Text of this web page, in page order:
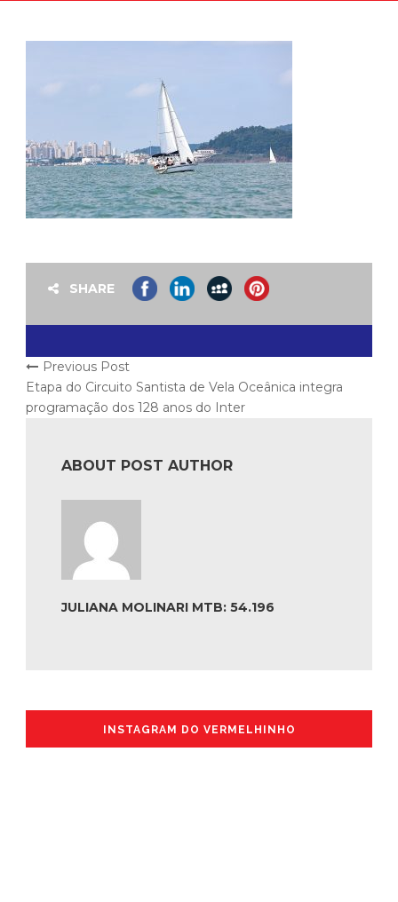
SHARE
Previous Post
Etapa do Circuito Santista de Vela Oceânica integra
programação dos 128 anos do Inter
ABOUT POST AUTHOR
JULIANA MOLINARI MTB: 54.196
INSTAGRAM DO VERMELHINHO